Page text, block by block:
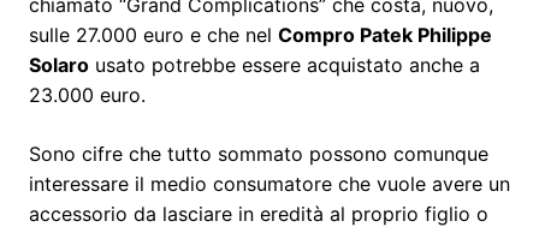
sulle 27.000 euro e che nel Compro Patek Philippe
Solaro usato potrebbe essere acquistato anche a
23.000 euro.
Sono cifre che tutto sommato possono comunque
interessare il medio consumatore che vuole avere un
accessorio da lasciare in eredità al proprio figlio o